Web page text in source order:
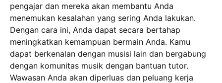
pengajar dan mereka akan membantu Anda
menemukan kesalahan yang sering Anda lakukan.
Dengan cara ini, Anda dapat secara bertahap
meningkatkan kemampuan bermain Anda. Kamu
dapat berkenalan dengan musisi lain dan bergabung
dengan komunitas musik dengan bantuan tutor.
Wawasan Anda akan diperluas dan peluang kerja